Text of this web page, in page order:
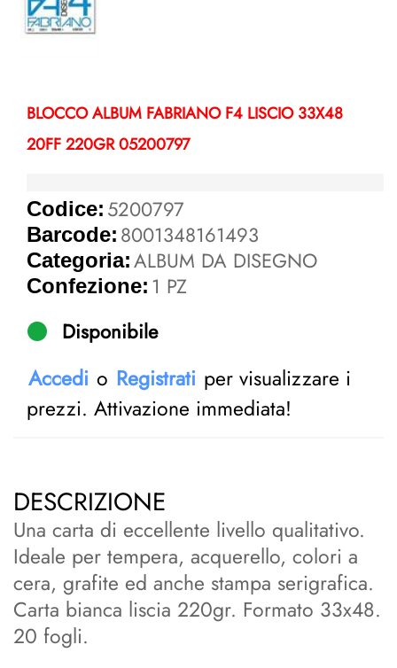
BLOCCO ALBUM FABRIANO F4 LISCIO 33X48
20FF 220GR 05200797
Codice: 5200797
Barcode: 8001348161493
Categoria:ALBUM DA DISEGNO
Confezione: 1 PZ
Disponibile
Accedi o Registrati per visualizzare i
prezzi. Attivazione immediata!
DESCRIZIONE
Una carta di eccellente livello qualitativo.
Ideale per tempera, acquerello, colori a
cera, grafite ed anche stampa serigrafica.
Carta bianca liscia 220gr. Formato 33x48.
20 fogli.